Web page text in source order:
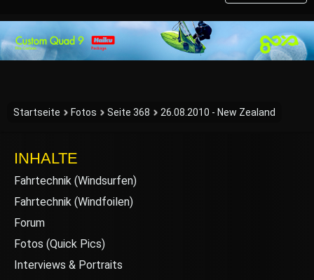
Startseite Fotos Seite 368 26.08.2010 - New Zealand
INHALTE
Fahrtechnik (Windsurfen)
Fahrtechnik (Windfoilen)
Forum
Fotos (Quick Pics)
Interviews & Portraits